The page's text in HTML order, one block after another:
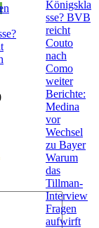
Königskla
sse? BVB
reicht
Couto
nach
Como
weiter
Berichte:
Medina
vor
Wechsel
zu Bayer
Warum
das
Tillman-
Interview
Fragen
aufwirft